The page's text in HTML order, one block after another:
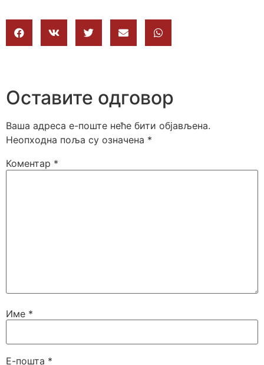
Оставите одговор
Ваша адреса е-поште неће бити објављена.
Неопходна поља су означена *
Коментар *
Име *
Е-пошта *